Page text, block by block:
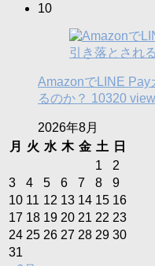
10
AmazonでLINE Pay
るのか？ 10320
2026年8月
月
火 水 木 金 土
日
1
2
3
4 5 6 7 8
9
10 11 12 13 14 15 16
17 18 19 20 21 22 23
24 25 26 27 28 29 30
31